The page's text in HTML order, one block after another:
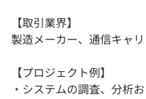
【取引業界】
製造メーカー、通信キャ
【プロジェクト例】
・システムの調査、分析